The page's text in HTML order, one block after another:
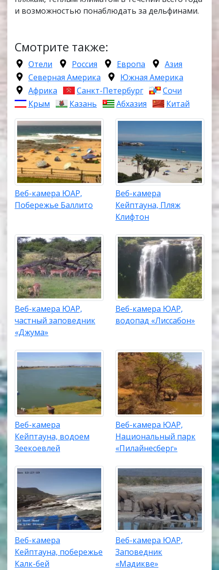
и возможностью понаблюдать за дельфинами.
Смотрите также:
Отели Россия Европа
Азия
Северная Америка
Южная Америка
Африка
Санкт-Петербург
Сочи
Крым
Казань Абхазия Китай
Веб-камера ЮАР,
Побережье Баллито
Веб-камера
Кейптауна, Пляж
Клифтон
Веб-камера ЮАР,
частный заповедник
«Джума»
Веб-камера ЮАР,
водопад «Лиссабон»
Веб-камера
Кейптауна, водоем
Зеекоевлей
Веб-камера ЮАР,
Национальный парк
«Пилайнесберг»
Веб-камера
Кейптауна, побережье
Калк-бей
Веб-камера ЮАР,
Заповедник
«Мадикве»